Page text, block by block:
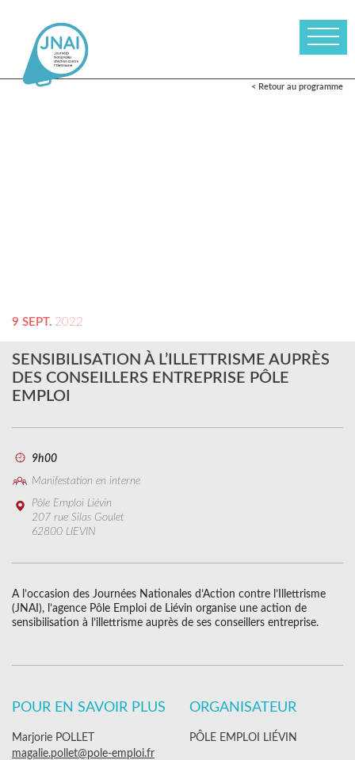
< Retour au programme
9 SEPT. 2022
SENSIBILISATION À L’ILLETTRISME AUPRÈS
DES CONSEILLERS ENTREPRISE PÔLE
EMPLOI
9h00
Manifestation en interne
Pôle Emploi Liévin
207 rue Silas Goulet
62800 LIEVIN
A l’occasion des Journées Nationales d’Action contre l’Illettrisme
(JNAI), l’agence Pôle Emploi de Liévin organise une action de
sensibilisation à l’illettrisme auprès de ses conseillers entreprise.
POUR EN SAVOIR PLUS
Marjorie POLLET
magalie.pollet@pole-emploi.fr
ORGANISATEUR
PÔLE EMPLOI LIÉVIN